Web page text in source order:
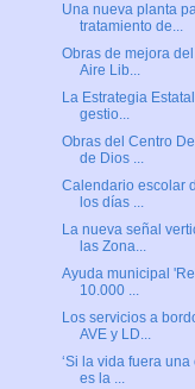
Una nueva planta
tratamiento de...
Obras de mejora
Aire Lib...
La Estrategia
gestio...
Obras del Centro
de Dios ...
Calendario escolar
los días ...
La nueva señal
las Zona...
Ayuda municipal
10.000 ...
Los servicios a
AVE y LD...
‘Si la vida fuera
es la ...